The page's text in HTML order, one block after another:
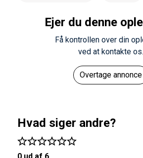
Ejer du denne
Få kontrollen over din
ved at kontakte os.
Overtage annonce
Hvad siger andre?